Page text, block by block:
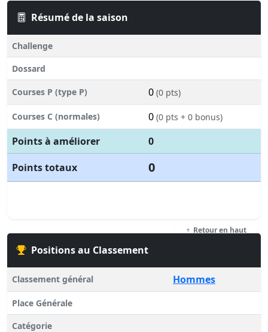
Résumé de la saison
Challenge
Dossard
Courses P (type P) 0 (0 pts)
Courses C (normales) 0 (0 pts + 0 bonus)
Points à améliorer
0
Points totaux
0
Retour en haut
Positions au Classement
Classement général Hommes
Place Générale
Catégorie